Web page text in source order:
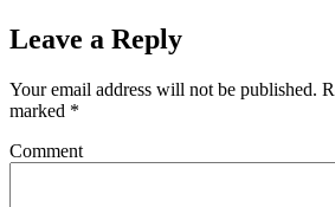
Leave a Reply
Your email address will not be published.
marked *
Comment